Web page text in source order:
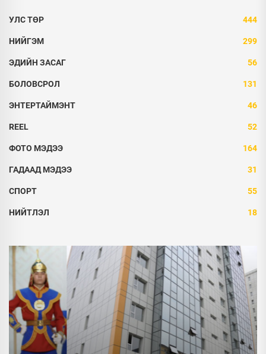
УЛС ТӨР 444
НИЙГЭМ 299
ЭДИЙН ЗАСАГ 56
БОЛОВСРОЛ 131
ЭНТЕРТАЙМЭНТ 46
REEL 52
ФОТО МЭДЭЭ 164
ГАДААД МЭДЭЭ 31
СПОРТ 55
НИЙТЛЭЛ 18